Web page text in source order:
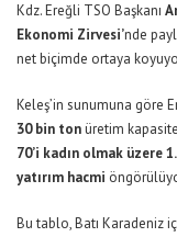
Kdz. Ereğli TSO Başkanı
Ekonomi Zirvesi’nde
net biçimde ortaya
Keleş’in sunumuna göre
30 bin tonüretim
70’i kadın olmak üzere
yatırım hacmi
Bu tablo, Batı Karadeniz